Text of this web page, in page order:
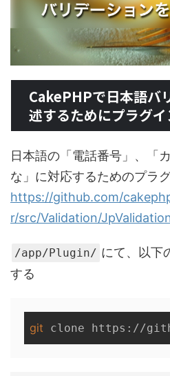
CakePHPで日本語バ
述するためにプラグ
日本語の「電話番号」、「
な」に対応するためのプラ
https://github.com/
r/src/Validation/
/app/Plugin/ にて、以下
する
git